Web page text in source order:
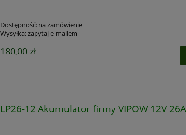
Dostępność: na zamówienie
Wysyłka:zapytaj e-mailem
180,00 zł
LP26-12 Akumulator firmy VIPOW 12V